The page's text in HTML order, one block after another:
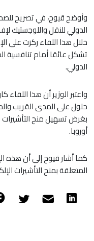
وأوضح قيوح، في تصريح
الدولي للنقل واللوجستيك
خلال هذا اللقاء ركزت على
تشكل عائقا أمام تنافسية
الدولي.
واعتبر الوزير أن هذا اللقاء
حلول على المدى القريب
بغرض تسهيل منح التأشيرات
أوروبا.
كما أشار قيوح إلى أن هذه
المتعلقة بمنح التأشيرات